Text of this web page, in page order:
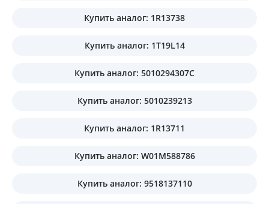
Купить аналог: 1R13738
Купить аналог: 1T19L14
Купить аналог: 5010294307C
Купить аналог: 5010239213
Купить аналог: 1R13711
Купить аналог: W01M588786
Купить аналог: 9518137110